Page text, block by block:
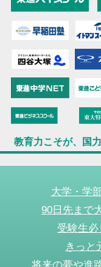
教育力こそが、国力
大学・学
90日先まで
受験生
きっと